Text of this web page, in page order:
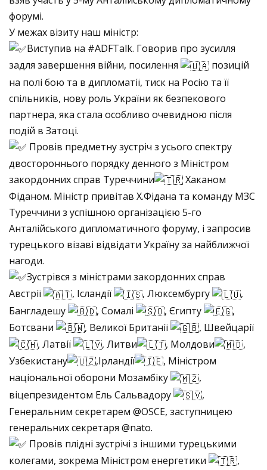
форумі.
У межах візиту наш міністр:
Виступив на #ADFTalk. Говорив про зусилля
задля завершення війни, посилення
позицій
на полі бою та в дипломатії, тиск на Росію та її
спільників, нову роль України як безпекового
партнера, яка стала особливо очевидною після
подій в Затоці.
Провів предметну зустріч з усього спектру
двостороннього порядку денного з Міністром
закордонних справ Туреччини
Хаканом
Фіданом. Міністр привітав Х.Фідана та команду МЗС
Туреччини з успішною організацією 5-го
Анталійського дипломатичного форуму, і запросив
турецького візаві відвідати Україну за найближчої
нагоди.
Зустрівся з міністрами закордонних справ
Австрії
, Ісландії , Люксембургу
,
Бангладешу
, Сомалі , Єгипту
,
Ботсвани
, Великої Британії
, Швейцарії
, Латвії
, Литви , Молдови
,
Узбекистану
,Ірландії
, Міністром
національної оборони Мозамбіку
,
віцепрезидентом Ель Сальвадору
,
Генеральним секретарем @OSCE, заступницею
генеральних секретаря @nato.
Провів плідні зустрічі з іншими турецькими
колегами, зокрема Міністром енергетики
,